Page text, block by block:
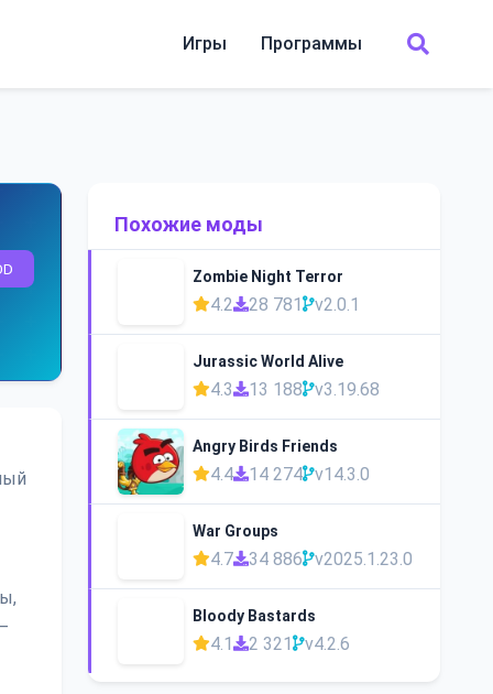
Игры Программы
Похожие моды
Zombie Night Terror
4.2 28 781 v2.0.1
Jurassic World Alive
4.3 13 188 v3.19.68
Angry Birds Friends
4.4 14 274 v14.3.0
War Groups
4.7 34 886 v2025.1.23.0
Bloody Bastards
4.1 2 321 v4.2.6